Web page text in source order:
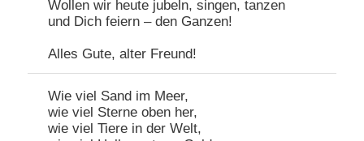
Wollen wir heute jubeln, singen, tanzen
und Dich feiern – den Ganzen!
Alles Gute, alter Freund!
Wie viel Sand im Meer,
wie viel Sterne oben her,
wie viel Tiere in der Welt,